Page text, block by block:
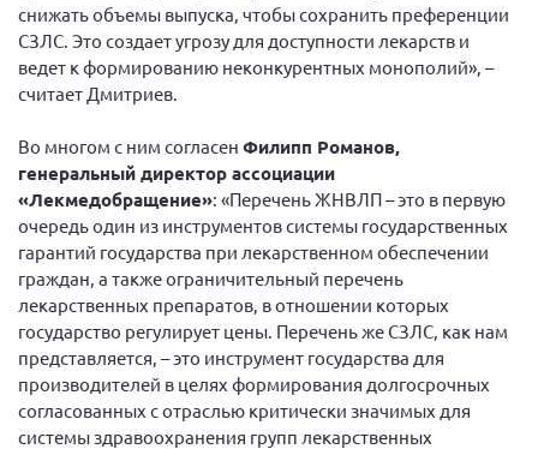
снижать объемы выпуска, чтобы сохранить преференции
СЗЛС. Это создает угрозу для доступности лекарств и
ведет к формированию неконкурентных монополий», –
считает Дмитриев.
Во многом с ним согласен Филипп Романов,
генеральный директор ассоциации
«Лекмедобращение»: «Перечень ЖНВЛП – это в первую
очередь один из инструментов системы государственных
гарантий государства при лекарственном обеспечении
граждан, а также ограничительный перечень
лекарственных препаратов, в отношении которых
государство регулирует цены. Перечень же СЗЛС, как нам
представляется, – это инструмент государства для
производителей в целях формирования долгосрочных
согласованных с отраслью критически значимых для
системы здравоохранения групп лекарственных